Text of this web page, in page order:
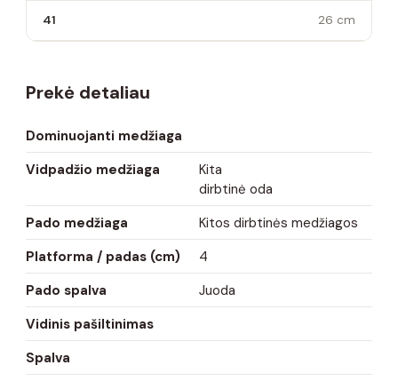
41 26 cm
Prekė detaliau
Dominuojanti medžiaga
Vidpadžio medžiaga
Kita
dirbtinė oda
Pado medžiaga
Kitos dirbtinės medžiagos
Platforma / padas (cm)
4
Pado spalva
Juoda
Vidinis pašiltinimas
Spalva